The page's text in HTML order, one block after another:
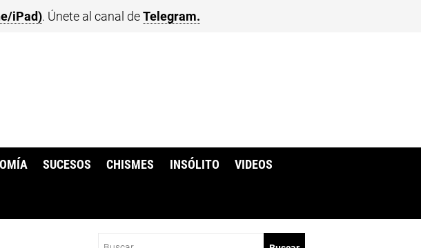
iPad). Únete al canal deTelegram.
SUCESOS CHISMES INSÓLITO VIDEOS